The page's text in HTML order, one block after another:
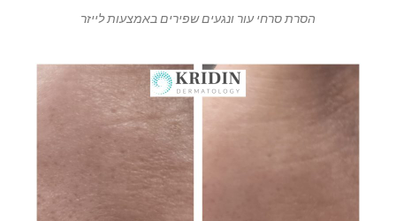
הסרת סרחי עור ונגעים שפירים באמצעות לייזר